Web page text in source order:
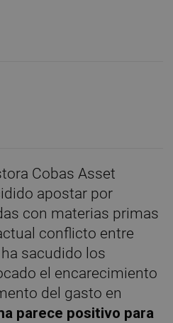
Cobas Asset
apostar por
con materias primas
conflicto entre
sacudido los
el encarecimiento
del gasto en
parece positivo para